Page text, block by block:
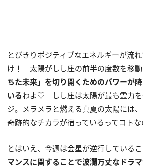
とびきりポジティブなエネルギーが流
け！ 太陽がしし座の前半の度数を移
ちた未来」を切り開くためのパワーが
いるわよ♡ しし座は太陽が最も霊力を
ジ。メラメラと燃える真夏の太陽には
奇跡的なチカラが宿っているってコト
とはいえ、今週は金星が逆行しているこ
マンスに関することで波瀾万丈なドラ